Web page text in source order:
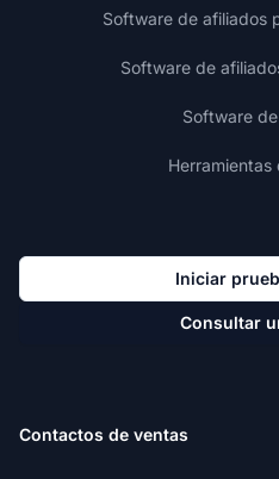
Software de afiliados
Software de
Software
Herramientas
Iniciar
Consultar
Contactos de ventas